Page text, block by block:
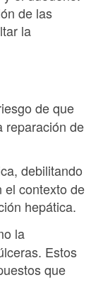
de las
la
de que
reparación de
debilitando
el contexto de
hepática.
la
Estos
que